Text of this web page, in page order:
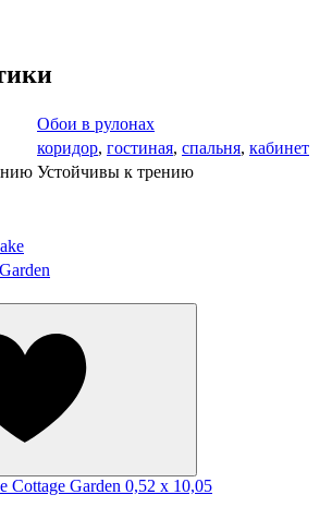
Обои в рулонах
коридор, гостиная, спальня, кабинет
Устойчивы к трению
Cottage Garden 0,52 x 10,05